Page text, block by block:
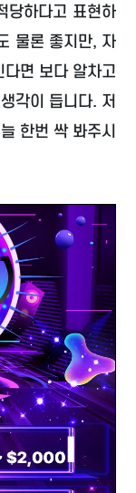
당하다고 표현하
물론 좋지만, 자
면 보다 알차고
각이 듭니다. 저
한번 싹 봐주시